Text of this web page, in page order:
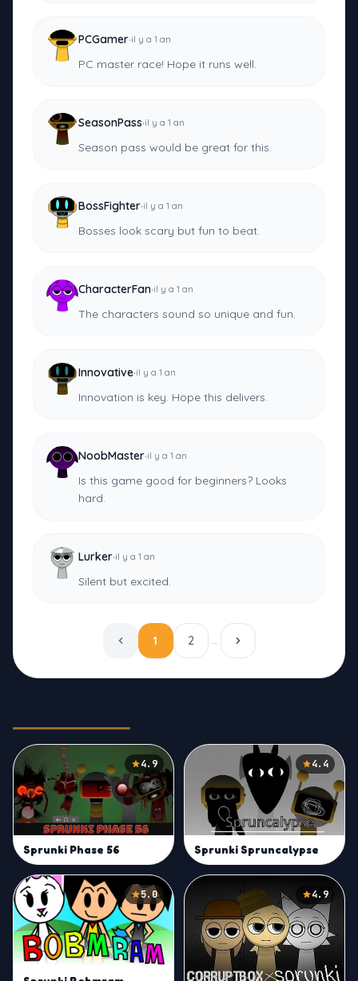
PCGamer·il y a 1 an
PC master race! Hope it runs well.
SeasonPass·il y a 1 an
Season pass would be great for this.
BossFighter·il y a 1 an
Bosses look scary but fun to beat.
CharacterFan·il y a 1 an
The characters sound so unique and fun.
Innovative·il y a 1 an
Innovation is key. Hope this delivers.
NoobMaster·il y a 1 an
Is this game good for beginners? Looks
hard.
Lurker·il y a 1 an
Silent but excited.
1 2 …
4.9
Sprunki Phase 56
4.4
Sprunki Spruncalypse
5.0 4.9